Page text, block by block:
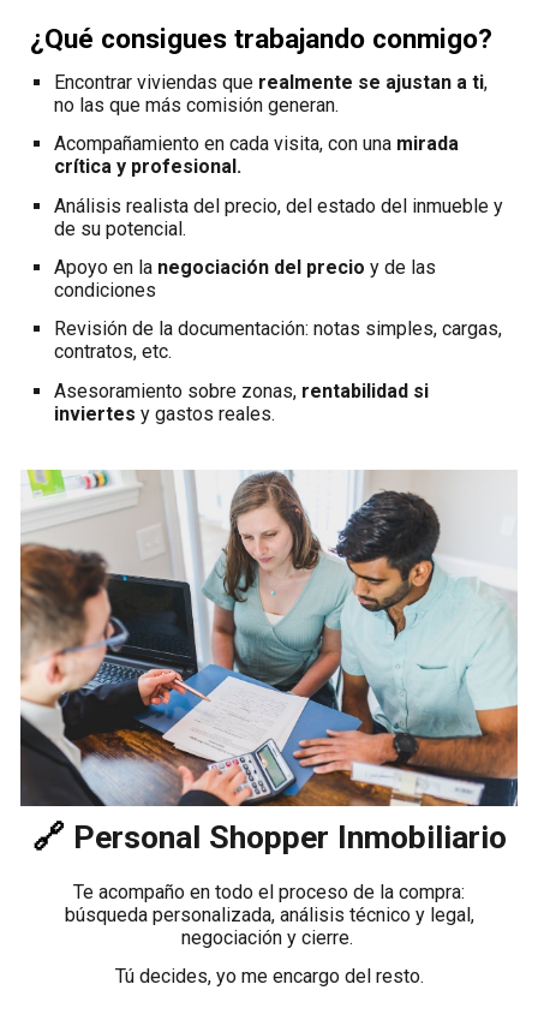
¿Qué consigues trabajando conmigo?
Encontrar viviendas que realmente se ajustan a ti,
no las que más comisión generan.
Acompañamiento en cada visita, con una mirada
crítica y profesional.
Análisis realista del precio, del estado del inmueble y
de su potencial.
Apoyo en la negociación del precioy de las
condiciones
Revisión de la documentación: notas simples, cargas,
contratos, etc.
Asesoramiento sobre zonas, rentabilidad si
inviertes y gastos reales.
🔗 Personal Shopper Inmobiliario
Te acompaño en todo el proceso de la compra:
búsqueda personalizada, análisis técnico y legal,
negociación y cierre.
Tú decides, yo me encargo del resto.